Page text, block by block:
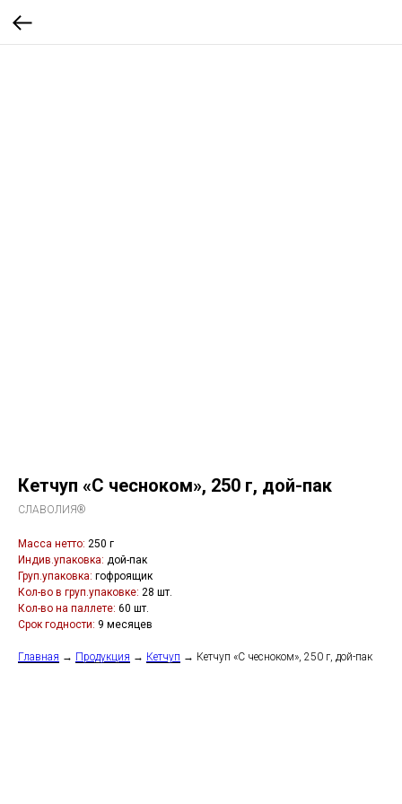
Кетчуп «С чесноком», 250 г, дой-пак
СЛАВОЛИЯ®
Масса нетто: 250 г
Индив.упаковка: дой-пак
Груп.упаковка: гофроящик
Кол-во в груп.упаковке: 28 шт.
Кол-во на паллете: 60 шт.
Срок годности: 9 месяцев
Главная → Продукция → Кетчуп → Кетчуп «С чесноком», 250 г, дой-пак